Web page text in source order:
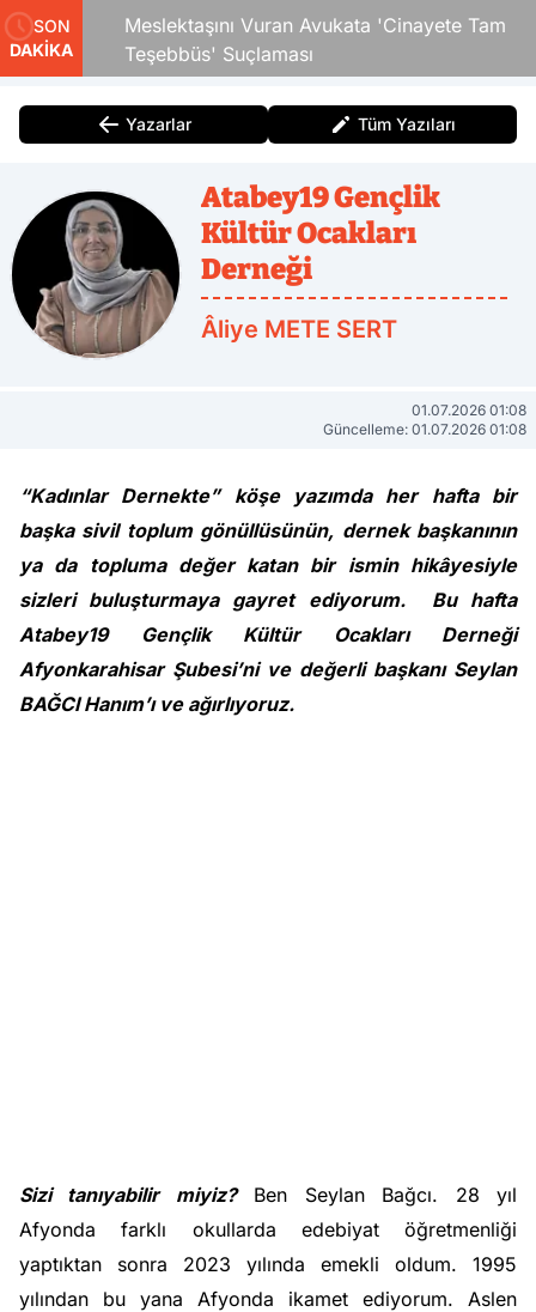
SON
DAKİKA
Meslektaşını Vuran Avukata 'Cinayete Tam
Teşebbüs' Suçlaması
Yazarlar Tüm Yazıları
Atabey19 Gençlik
Kültür Ocakları
Derneği
Âliye METE SERT
01.07.2026 01:08
Güncelleme: 01.07.2026 01:08
“Kadınlar Dernekte” köşe yazımda her hafta bir
başka sivil toplum gönüllüsünün, dernek başkanının
ya da topluma değer katan bir ismin hikâyesiyle
sizleri buluşturmaya gayret ediyorum. Bu hafta
Atabey19 Gençlik Kültür Ocakları Derneği
Afyonkarahisar Şubesi’ni ve değerli başkanı Seylan
BAĞCI Hanım’ı ve ağırlıyoruz.
Sizi tanıyabilir miyiz?Ben Seylan Bağcı. 28 yıl
Afyonda farklı okullarda edebiyat öğretmenliği
yaptıktan sonra 2023 yılında emekli oldum. 1995
yılından bu yana Afyonda ikamet ediyorum. Aslen